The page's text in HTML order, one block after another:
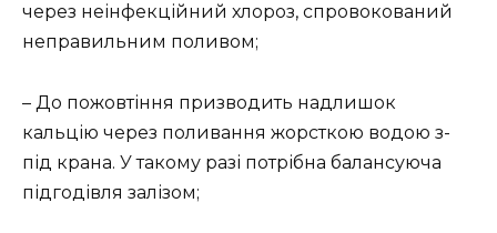
через неінфекційний хлороз, спровокований
неправильним поливом;
– До пожовтіння призводить надлишок
кальцію через поливання жорсткою водою з-
під крана. У такому разі потрібна балансуюча
підгодівля залізом;